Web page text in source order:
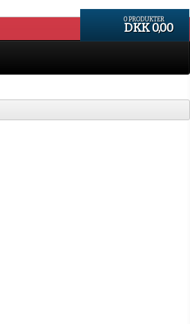
0 PRODUKTER
DKK 0,00